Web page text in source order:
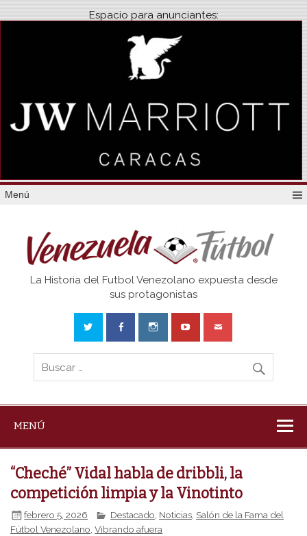
Espacio para anunciantes:
Menú
Venezuela
La Historia del Futbol Venezolano expuesta desde
sus protagonistas
MENÚ
“Cheché” Vidal habla de dribbli, la
competición limpia y la Vinotinto
febrero 5, 2026 Destacado Noticias Salón de la Fama del
Fútbol Venezolano,Vibrando afuera